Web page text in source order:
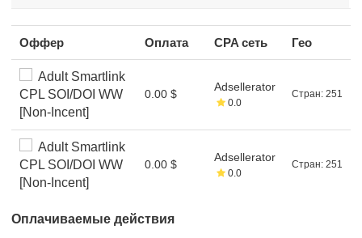
Оффер Оплата CPA сеть Гео
Adult Smartlink
CPL SOI/DOI WW
[Non-Incent]
0.00 $
Adsellerator
0.0
Стран: 251
Adult Smartlink
CPL SOI/DOI WW
[Non-Incent]
0.00 $
Adsellerator
0.0
Стран: 251
Оплачиваемые действия